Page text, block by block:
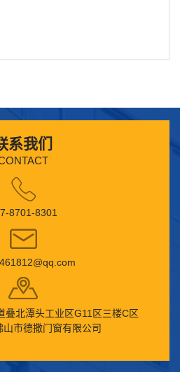
系我们
8701-8301
叠北潭头工业区G11区三楼C区
市德撒门窗有限公司